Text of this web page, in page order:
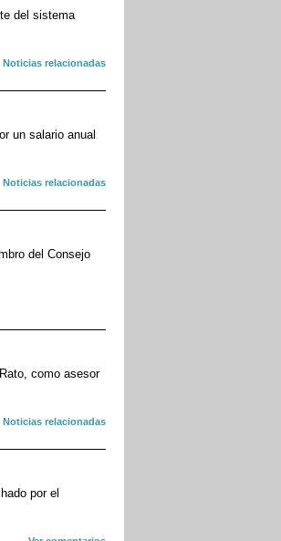
del sistema
Noticias relacionadas
un salario anual
Noticias relacionadas
del Consejo
como asesor
Noticias relacionadas
por el